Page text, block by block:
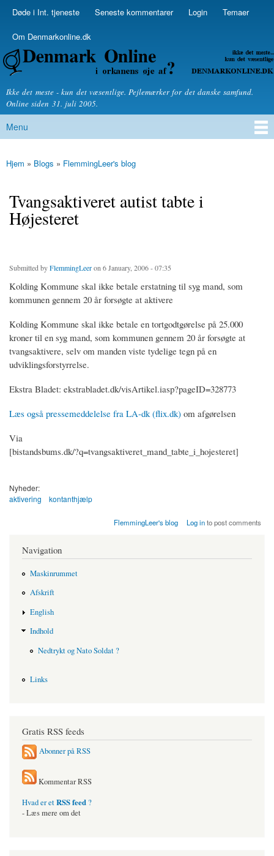
Skip to
Secondary menu
Døde i Int. tjeneste Seneste kommentarer Login Temaer
Om Denmarkonline.dk
Denmarkonline.dk - blognyheder om politik
Ikke det meste - kun det væsentlige. Pejlemærker for det danske samfund.
Online siden 31. juli 2005.
Main menu
Menu
You are here
Hjem » Blogs » FlemmingLeer's blog
Tvangsaktiveret autist tabte i
Højesteret
Submitted byFlemmingLeeron 6 January, 2006 - 07:35
Kolding Kommune skal ikke betale erstatning til syg mand, som
kommunen gennem 20 år forsøgte at aktivere
Kolding Kommune skal ikke betale en tortgodtgørelse på 25.000
kroner til en syg mand, som kommunen gennem 20 år forsøgte at
tvangsaktivere, selv om manden viste tydelige tegn på en
udviklingsforstyrrelse.
Ekstra Bladet: ekstrabladet.dk/visArtikel.iasp?pageID=328773
Læs også pressemeddelelse fra LA-dk (flix.dk) om afgørelsen
Via
[bistandsbums.dk/?q=tvangsaktiveret_mand_tabte_i_hojesteret]
Nyheder:
aktivering
kontanthjælp
FlemmingLeer's blog Log into post comments
Navigation
Maskinrummet
Afskrift
English
Indhold
Nedtrykt og Nato Soldat ?
Links
Gratis RSS feeds
Abonner på RSS
Kommentar RSS
Hvad er etRSS feed ?
- Læs mere om det